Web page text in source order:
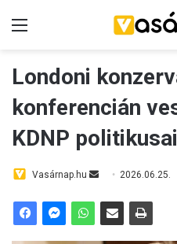
Londoni
konferencián
KDNP
Vasárnap.hu 2026.06.25.